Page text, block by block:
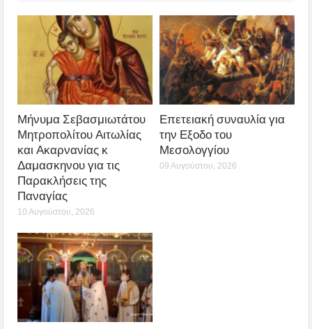
Μήνυμα Σεβασμιωτάτου
Μητροπολίτου Αιτωλίας
και Ακαρνανίας κ
Δαμασκηνου για τις
Παρακλήσεις της
Παναγίας
10 Αυγούστου, 2026
Επετειακή συναυλία για
την Εξοδο του
Μεσολογγίου
09 Αυγούστου, 2026